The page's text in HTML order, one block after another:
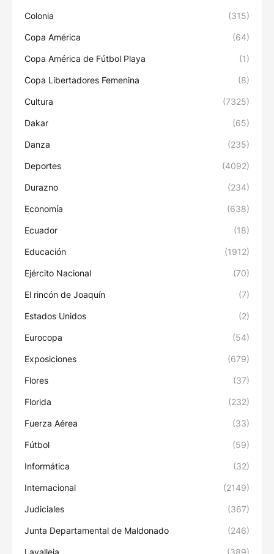
Colonia (315)
Copa América (64)
Copa América de Fútbol Playa (1)
Copa Libertadores Femenina (8)
Cultura (7325)
Dakar (65)
Danza (235)
Deportes (4092)
Durazno (234)
Economía (638)
Ecuador (18)
Educación (1912)
Ejército Nacional (70)
El rincón de Joaquín (7)
Estados Unidos (2)
Eurocopa (54)
Exposiciones (679)
Flores (37)
Florida (232)
Fuerza Aérea (33)
Fútbol (59)
Informática (32)
Internacional (2149)
Judiciales (367)
Junta Departamental de Maldonado (246)
Lavalleja (389)